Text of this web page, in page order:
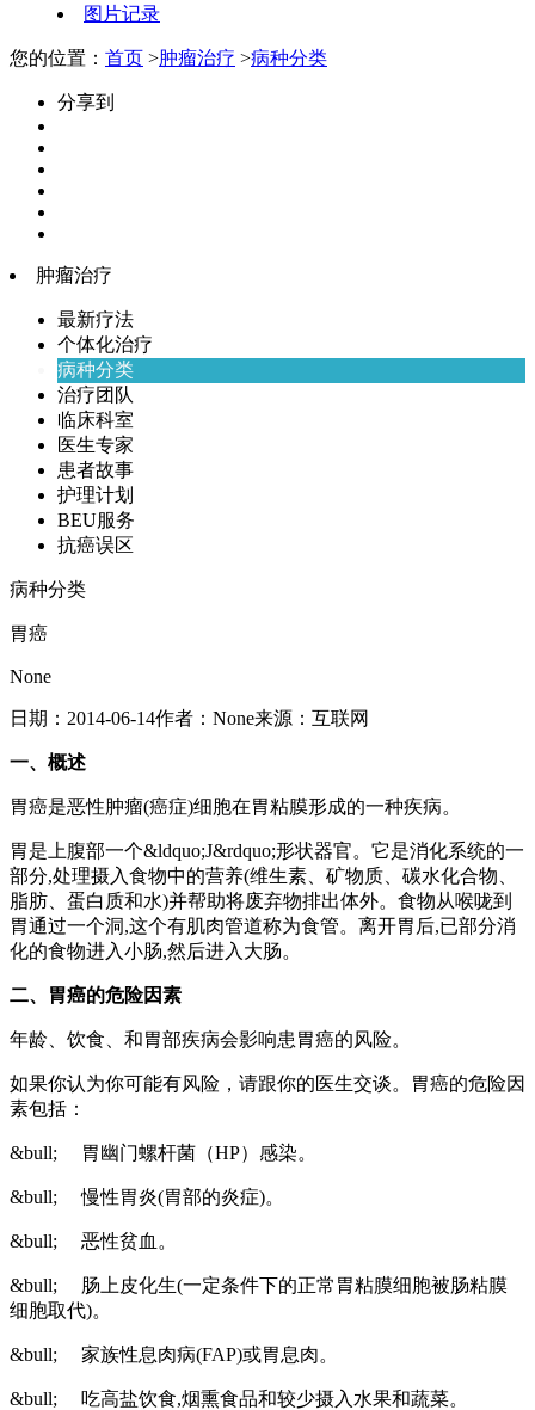
图片记录
您的位置： 首页 >肿瘤治疗 >病种分类
分享到
肿瘤治疗
最新疗法
个体化治疗
病种分类
治疗团队
临床科室
医生专家
患者故事
护理计划
BEU服务
抗癌误区
病种分类
胃癌
None
日期： 2014-06-14作者： None来源： 互联网
一、概述
胃癌是恶性肿瘤(癌症)细胞在胃粘膜形成的一种疾病。
胃是上腹部一个&ldquo;J&rdquo;形状器官。它是消化系统的一
部分,处理摄入食物中的营养(维生素、矿物质、碳水化合物、
脂肪、蛋白质和水)并帮助将废弃物排出体外。食物从喉咙到
胃通过一个洞,这个有肌肉管道称为食管。离开胃后,已部分消
化的食物进入小肠,然后进入大肠。
二、胃癌的危险因素
年龄、饮食、和胃部疾病会影响患胃癌的风险。
如果你认为你可能有风险，请跟你的医生交谈。胃癌的危险因
素包括：
&bull; 胃幽门螺杆菌（HP）感染。
&bull; 慢性胃炎(胃部的炎症)。
&bull; 恶性贫血。
&bull; 肠上皮化生(一定条件下的正常胃粘膜细胞被肠粘膜
细胞取代)。
&bull; 家族性息肉病(FAP)或胃息肉。
&bull; 吃高盐饮食,烟熏食品和较少摄入水果和蔬菜。